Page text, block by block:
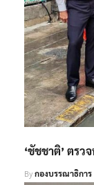
‘ชัชชาติ’ ตร
Byกองบรรณาธิการ